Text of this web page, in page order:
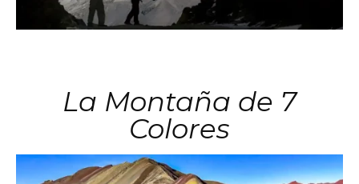
La Montaña de 7
Colores